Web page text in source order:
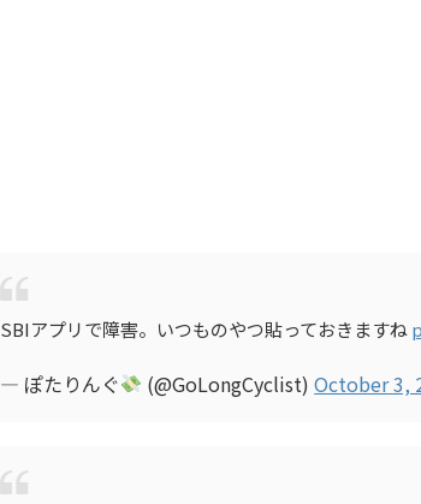
SBIアプリで障害。いつものやつ貼っておきますね
— ぽたりんぐ (@GoLongCyclist)October 3,